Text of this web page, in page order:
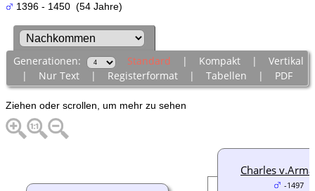
1396 - 1450 (54 Jahre)
Generationen: Standard | Kompakt| Vertikal
| Nur Text| Registerformat| Tabellen | PDF
Ziehen oder scrollen, um mehr zu sehen
Charles
-1497